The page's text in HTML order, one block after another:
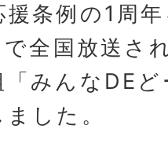
援条例の1周
全国放送さ
「みんなDE
した。